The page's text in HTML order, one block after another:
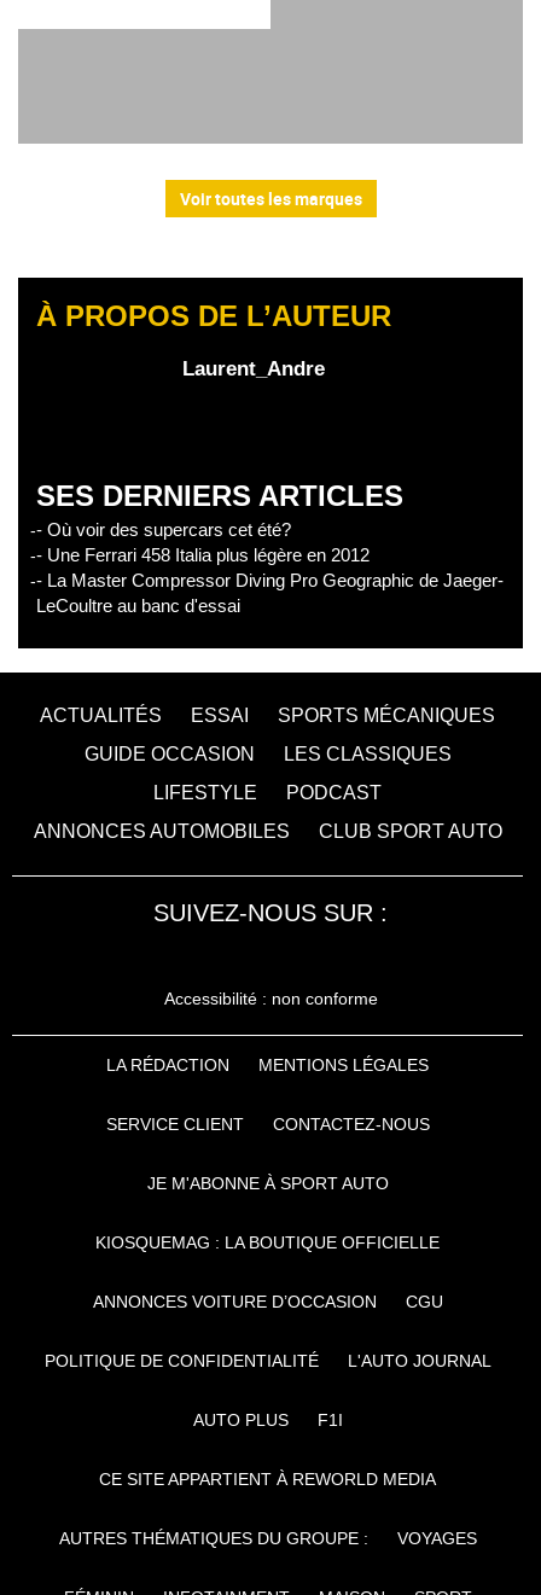
Voir toutes les marques
À PROPOS DE L’AUTEUR
Laurent_Andre
SES DERNIERS ARTICLES
- Où voir des supercars cet été?
- Une Ferrari 458 Italia plus légère en 2012
- La Master Compressor Diving Pro Geographic de Jaeger-
LeCoultre au banc d'essai
ACTUALITÉS ESSAI
SPORTS MÉCANIQUES
GUIDE OCCASION
LES CLASSIQUES
LIFESTYLE
PODCAST
ANNONCES AUTOMOBILES
CLUB SPORT AUTO
SUIVEZ-NOUS SUR :
Accessibilité : non conforme
LA RÉDACTION MENTIONS LÉGALES
SERVICE CLIENT CONTACTEZ-NOUS
JE M'ABONNE À SPORT AUTO
KIOSQUEMAG : LA BOUTIQUE OFFICIELLE
ANNONCES VOITURE D’OCCASION CGU
POLITIQUE DE CONFIDENTIALITÉ L'AUTO JOURNAL
AUTO PLUS F1I
CE SITE APPARTIENT À REWORLD MEDIA
AUTRES THÉMATIQUES DU GROUPE : VOYAGES